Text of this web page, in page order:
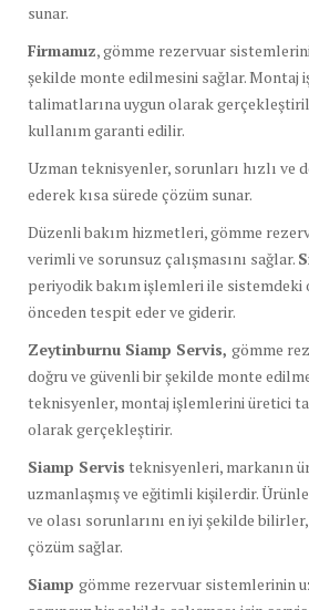
sunar.
Firmamız, gömme rezervuar
şekilde monte edilmesini sağlar. Montaj
talimatlarına uygun olarak
kullanım garanti edilir.
Uzman teknisyenler, sorunları hızlı ve
ederek kısa sürede çözüm sunar.
Düzenli bakım hizmetleri, gömme
verimli ve sorunsuz çalışmasını sağlar.
periyodik bakım işlemleri ile sistemdeki
önceden tespit eder ve giderir.
Zeytinburnu Siamp Servis, gömme
doğru ve güvenli bir şekilde monte
teknisyenler, montaj işlemlerini üretici
olarak gerçekleştirir.
Siamp Servis teknisyenleri, markanın
uzmanlaşmış ve eğitimli kişilerdir.
ve olası sorunlarını en iyi şekilde
çözüm sağlar.
Siamp gömme rezervuar sistemlerinin